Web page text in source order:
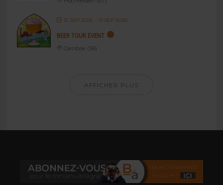
12 SEP 2026- 13 SEP 2026
BEER TOUR EVENT
Cambrai (59)
AFFICHER PLUS